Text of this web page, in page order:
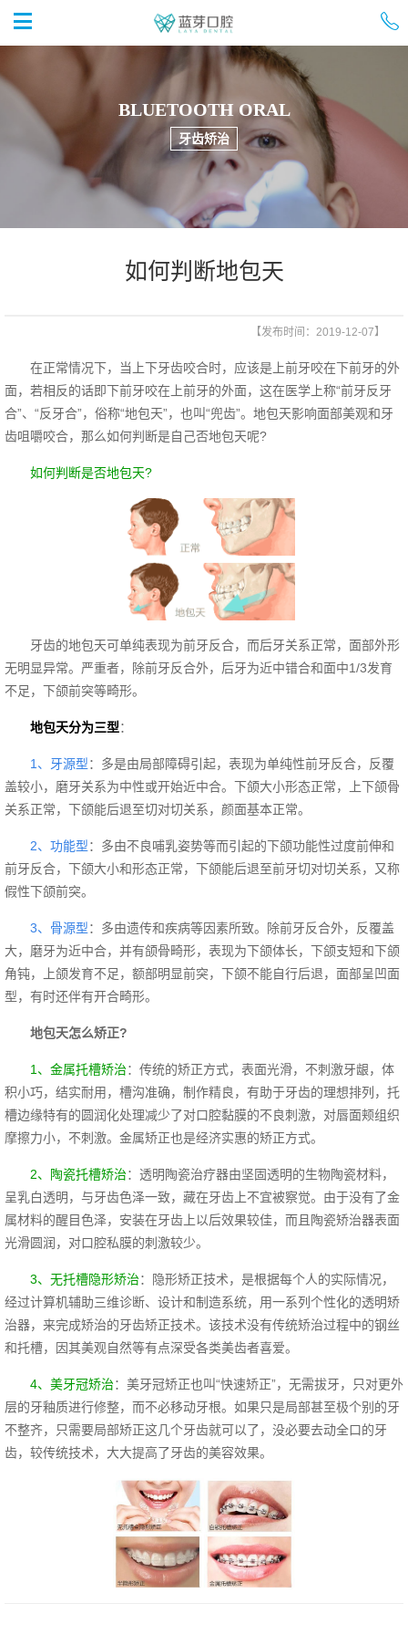
 
BLUETOOTH ORAL
牙齿矫治
如何判断地包天
【发布时间：2019-12-07】
在正常情况下，当上下牙齿咬合时，应该是上前牙咬在下前牙的外
面，若相反的话即下前牙咬在上前牙的外面，这在医学上称“前牙反牙
合”、“反牙合”，俗称“地包天”，也叫“兜齿”。地包天影响面部美观和牙
齿咀嚼咬合，那么如何判断是自己否地包天呢?
如何判断是否地包天?
牙齿的地包天可单纯表现为前牙反合，而后牙关系正常，面部外形
无明显异常。严重者，除前牙反合外，后牙为近中错合和面中1/3发育
不足，下颌前突等畸形。
地包天分为三型：
1、牙源型：多是由局部障碍引起，表现为单纯性前牙反合，反覆
盖较小，磨牙关系为中性或开始近中合。下颌大小形态正常，上下颌骨
关系正常，下颌能后退至切对切关系，颜面基本正常。
2、功能型：多由不良哺乳姿势等而引起的下颌功能性过度前伸和
前牙反合，下颌大小和形态正常，下颌能后退至前牙切对切关系，又称
假性下颌前突。
3、骨源型：多由遗传和疾病等因素所致。除前牙反合外，反覆盖
大，磨牙为近中合，并有颌骨畸形，表现为下颌体长，下颌支短和下颌
角钝，上颌发育不足，额部明显前突，下颌不能自行后退，面部呈凹面
型，有时还伴有开合畸形。
地包天怎么矫正?
1、金属托槽矫治：传统的矫正方式，表面光滑，不刺激牙龈，体
积小巧，结实耐用，槽沟准确，制作精良，有助于牙齿的理想排列，托
槽边缘特有的圆润化处理减少了对口腔黏膜的不良刺激，对唇面颊组织
摩擦力小，不刺激。金属矫正也是经济实惠的矫正方式。
2、陶瓷托槽矫治：透明陶瓷治疗器由坚固透明的生物陶瓷材料，
呈乳白透明，与牙齿色泽一致，藏在牙齿上不宜被察觉。由于没有了金
属材料的醒目色泽，安装在牙齿上以后效果较佳，而且陶瓷矫治器表面
光滑圆润，对口腔私膜的刺激较少。
3、无托槽隐形矫治：隐形矫正技术，是根据每个人的实际情况，
经过计算机辅助三维诊断、设计和制造系统，用一系列个性化的透明矫
治器，来完成矫治的牙齿矫正技术。该技术没有传统矫治过程中的钢丝
和托槽，因其美观自然等有点深受各类美齿者喜爱。
4、美牙冠矫治：美牙冠矫正也叫“快速矫正”，无需拔牙，只对更外
层的牙釉质进行修整，而不必移动牙根。如果只是局部甚至极个别的牙
不整齐，只需要局部矫正这几个牙齿就可以了，没必要去动全口的牙
齿，较传统技术，大大提高了牙齿的美容效果。